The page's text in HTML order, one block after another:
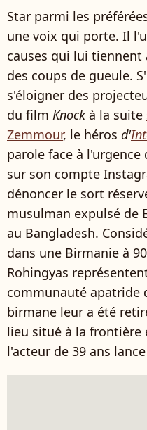
Star parmi les
une voix qui porte. Il
causes qui lui
des coups de gueule.
s'éloigner des
du film Knockà la suite
Zemmour, le héros d'
parole face à
sur son compte
dénoncer le sort
musulman expulsé de
au Bangladesh.
dans une Birmanie à
Rohingyas
communauté apatride
birmane leur a été
lieu situé à la frontière
l'acteur de 39 ans